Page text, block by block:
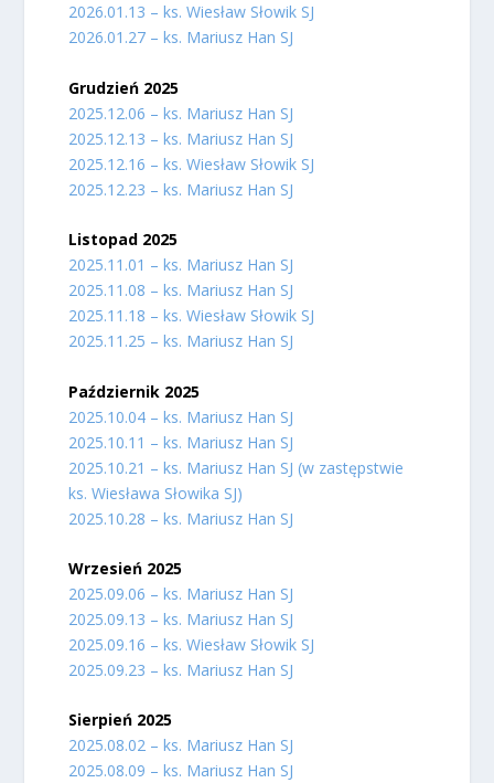
2026.01.13 – ks. Wiesław Słowik SJ
2026.01.27 – ks. Mariusz Han SJ
Grudzień 2025
2025.12.06 – ks. Mariusz Han SJ
2025.12.13 – ks. Mariusz Han SJ
2025.12.16 – ks. Wiesław Słowik SJ
2025.12.23 – ks. Mariusz Han SJ
Listopad 2025
2025.11.01 – ks. Mariusz Han SJ
2025.11.08 – ks. Mariusz Han SJ
2025.11.18 – ks. Wiesław Słowik SJ
2025.11.25 – ks. Mariusz Han SJ
Październik 2025
2025.10.04 – ks. Mariusz Han SJ
2025.10.11 – ks. Mariusz Han SJ
2025.10.21 – ks. Mariusz Han SJ (w zastępstwie
ks. Wiesława Słowika SJ)
2025.10.28 – ks. Mariusz Han SJ
Wrzesień 2025
2025.09.06 – ks. Mariusz Han SJ
2025.09.13 – ks. Mariusz Han SJ
2025.09.16 – ks. Wiesław Słowik SJ
2025.09.23 – ks. Mariusz Han SJ
Sierpień 2025
2025.08.02 – ks. Mariusz Han SJ
2025.08.09 – ks. Mariusz Han SJ